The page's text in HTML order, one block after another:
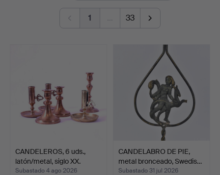
1 … 33
CANDELEROS, 6 uds.,
latón/metal, siglo XX.
Subastado 4 ago 2026
CANDELABRO DE PIE,
metal bronceado, Swedis…
Subastado 31 jul 2026